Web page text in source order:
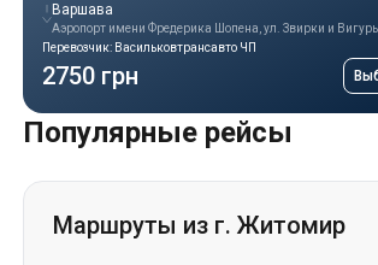
Варшава
Аэропорт имени Фредерика Шопена, ул. Звирки и
Перевозчик: Васильковтрансавто ЧП
2750 грн
Популярные рейсы
Маршруты из г. Житомир